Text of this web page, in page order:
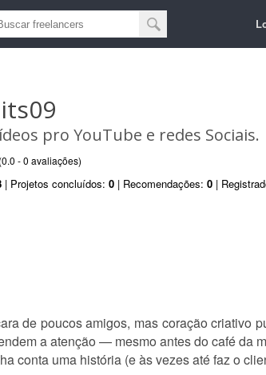
pro YouTube e redes Sociais.
(0.0 - 0 avaliações)
| Projetos concluídos: 0 | Recomendações: 0 |
de poucos amigos, mas coração criativo
a atenção — mesmo antes do café da
conta uma história (e às vezes até faz o